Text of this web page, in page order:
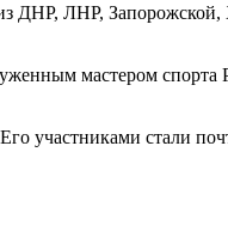
ЛНР, Запорожской,
мастером
участниками стали